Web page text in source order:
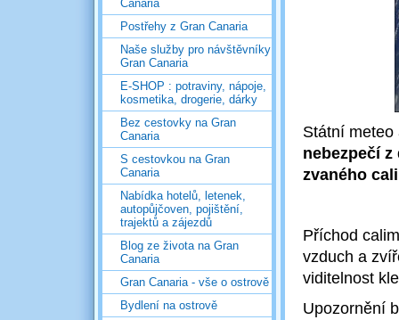
Canaria
Postřehy z Gran Canaria
Naše služby pro návštěvníky
Gran Canaria
E-SHOP : potraviny, nápoje,
kosmetika, drogerie, dárky
Bez cestovky na Gran
Canaria
S cestovkou na Gran
Canaria
Nabídka hotelů, letenek,
autopůjčoven, pojištění,
trajektů a zájezdů
Blog ze života na Gran
Canaria
Gran Canaria - vše o ostrově
Bydlení na ostrově
Státní meteo
nebezpečí
zvaného
Příchod
vzduch a
viditelnost
Upozornění